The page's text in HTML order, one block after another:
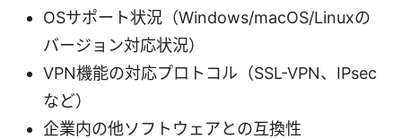
OSサポート状況（Windows/macOS/Linuxの
バージョン対応状況）
VPN機能の対応プロトコル（SSL-VPN、IPsec
など）
企業内の他ソフトウェアとの互換性